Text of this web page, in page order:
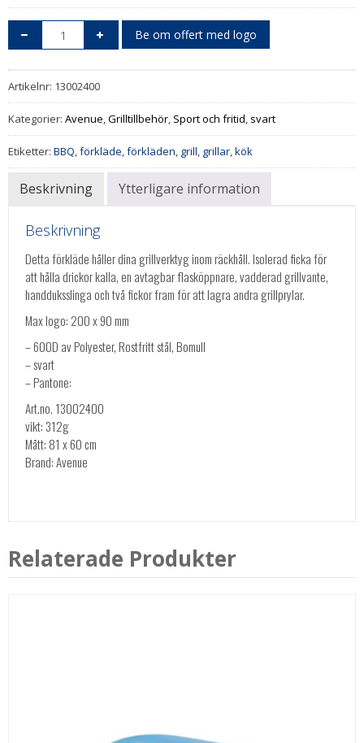
Be om offert med logo
Artikelnr: 13002400
Kategorier: Avenue,Grilltillbehör, Sport och fritid, svart
Etiketter: BBQ,förkläde,förkläden, grill, grillar,kök
Beskrivning Ytterligare information
Beskrivning
Detta förkläde håller dina grillverktyg inom räckhåll. Isolerad ficka för
att hålla drickor kalla, en avtagbar flasköppnare, vadderad grillvante,
handduksslinga och två fickor fram för att lagra andra grillprylar.
Max logo: 200 x 90 mm
– 600D av Polyester, Rostfritt stål, Bomull
– svart
– Pantone:
Art.no. 13002400
vikt: 312g
Mått: 81 x 60 cm
Brand: Avenue
Relaterade Produkter